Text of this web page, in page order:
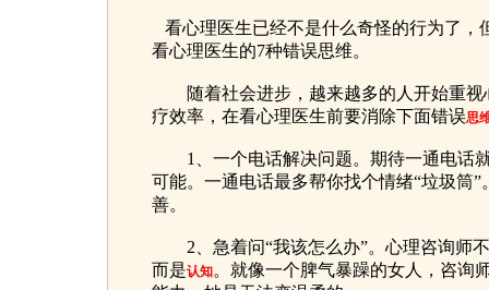
看心理医生已经不是什么奇怪的行为了，
看心理医生的7种错误思维。
随着社会进步，越来越多的人开始重视
疗效率，在看心理医生前要消除下面错误思
1、一个电话解决问题。期待一通电话就
可能。一通电话最多帮你找个情绪“垃圾筒
善。
2、急着问“我该怎么办”。心理咨询师不
而是认知。就像一个脾气暴躁的女人，咨询